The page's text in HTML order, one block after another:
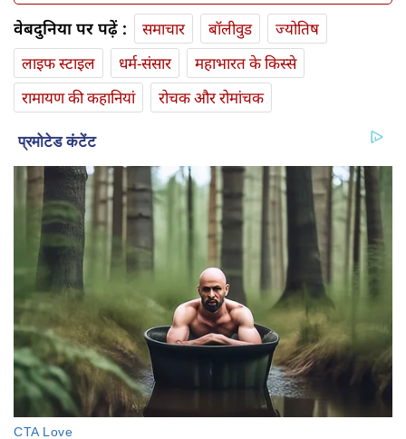
वेबदुनिया पर पढ़ें : समाचार बॉलीवुड
ज्योतिष
लाइफ स्‍टाइल
धर्म-संसार
महाभारत के किस्से
रामायण की कहानियां
रोचक और रोमांचक